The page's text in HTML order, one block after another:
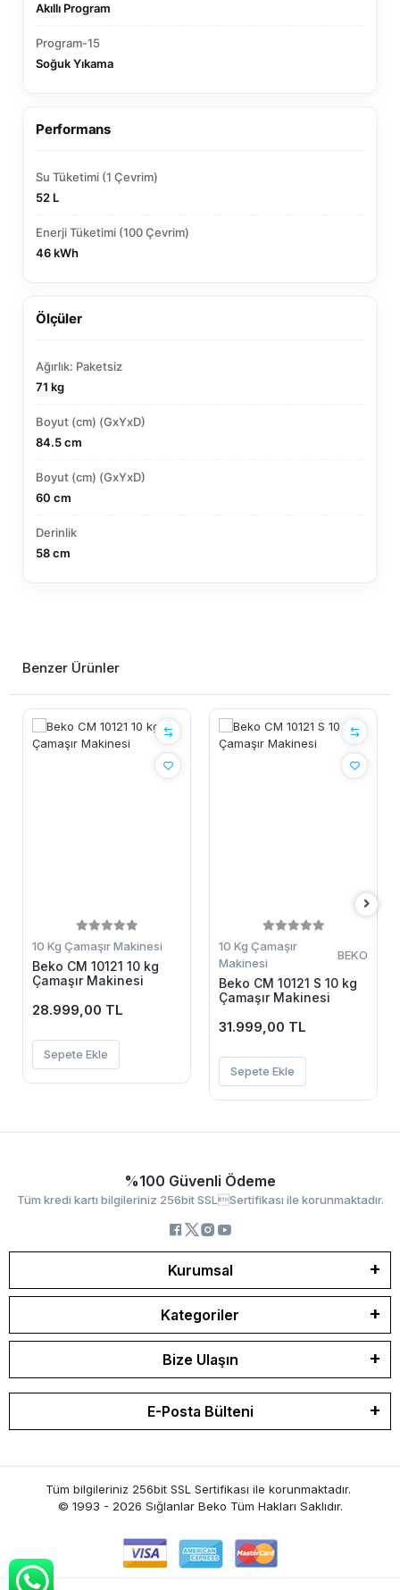
Akıllı Program
Program-15
Soğuk Yıkama
Performans
Su Tüketimi (1 Çevrim)
52 L
Enerji Tüketimi (100 Çevrim)
46 kWh
Ölçüler
Ağırlık: Paketsiz
71 kg
Boyut (cm) (GxYxD)
84.5 cm
Boyut (cm) (GxYxD)
60 cm
Derinlik
58 cm
Benzer Ürünler
10 Kg Çamaşır Makinesi
Beko CM 10121 10 kg
Çamaşır Makinesi
28.999,00 TL
Sepete Ekle
10 Kg Çamaşır
Makinesi
BEKO
Beko CM 10121 S 10 kg
Çamaşır Makinesi
31.999,00 TL
Sepete Ekle
%100 Güvenli Ödeme
Tüm kredi kartı bilgileriniz 256bit SSLSertifikası ile korunmaktadır.
Kurumsal
Kategoriler
Bize Ulaşın
E-Posta Bülteni
Tüm bilgileriniz 256bit SSL Sertifikası ile korunmaktadır.
© 1993 - 2026 Sığlanlar Beko Tüm Hakları Saklıdır.